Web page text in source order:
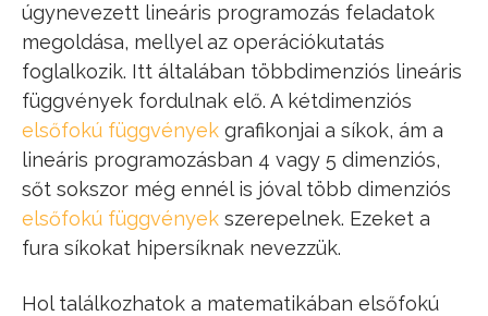
úgynevezett lineáris programozás feladatok
megoldása, mellyel az operációkutatás
foglalkozik. Itt általában többdimenziós lineáris
függvények fordulnak elő. A kétdimenziós
elsőfokú függvények grafikonjai a síkok, ám a
lineáris programozásban 4 vagy 5 dimenziós,
sőt sokszor még ennél is jóval több dimenziós
elsőfokú függvények szerepelnek. Ezeket a
fura síkokat hipersíknak nevezzük.
Hol találkozhatok a matematikában elsőfokú